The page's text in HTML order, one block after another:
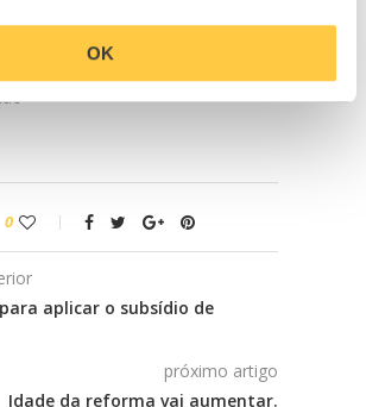
OK
0
aplicar o subsídio de
próximo artigo
Idade da reforma vai aumentar.